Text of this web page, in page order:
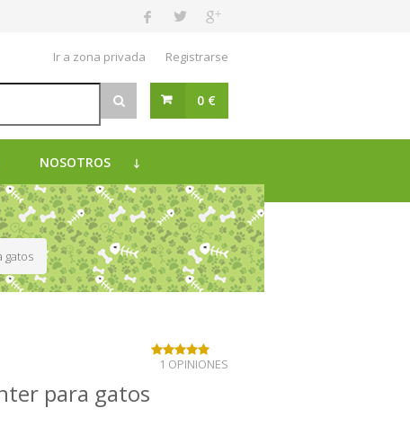
Ir a zona privada Registrarse
0 €
NOSOTROS
gatos
para gatos
1 OPINIONES